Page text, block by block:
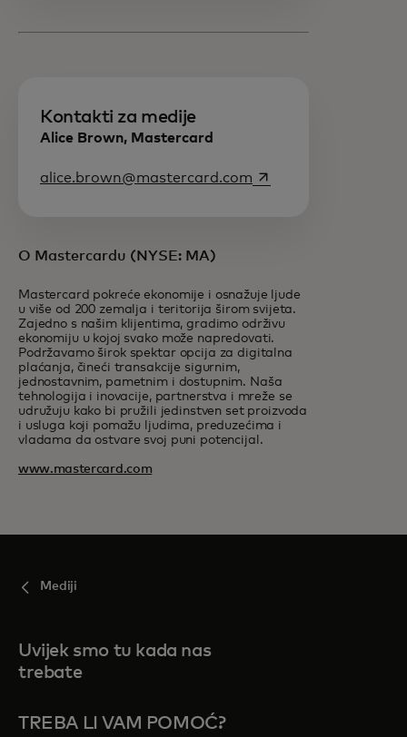
Kontakti za medije
Alice Brown, Mastercard
alice.brown@mastercard.com opens in a new tab
O Mastercardu (NYSE: MA)
Mastercard pokreće ekonomije i osnažuje ljude
u više od 200 zemalja i teritorija širom svijeta.
Zajedno s našim klijentima, gradimo održivu
ekonomiju u kojoj svako može napredovati.
Podržavamo širok spektar opcija za digitalna
plaćanja, čineći transakcije sigurnim,
jednostavnim, pametnim i dostupnim. Naša
tehnologija i inovacije, partnerstva i mreže se
udružuju kako bi pružili jedinstven set proizvoda
i usluga koji pomažu ljudima, preduzećima i
vladama da ostvare svoj puni potencijal.
www.mastercard.com
Mediji
Uvijek smo tu kada nas
trebate
TREBA LI VAM POMOĆ?